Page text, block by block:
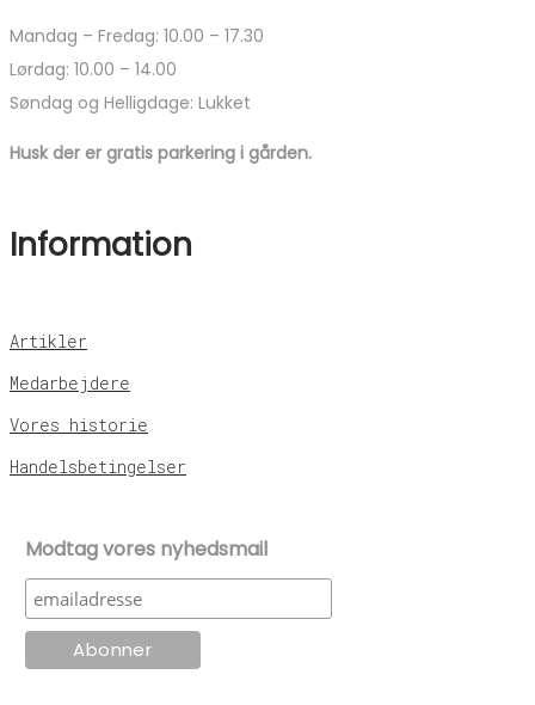
Mandag – Fredag: 10.00 – 17.30
Lørdag: 10.00 – 14.00
Søndag og Helligdage: Lukket
Husk der er gratis parkering i gården.
Information
Artikler
Medarbejdere
Vores historie
Handelsbetingelser
Modtag vores nyhedsmail